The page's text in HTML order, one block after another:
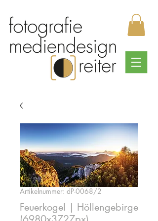
Artikelnummer: dP-0068/2
Feuerkogel | Höllengebirge